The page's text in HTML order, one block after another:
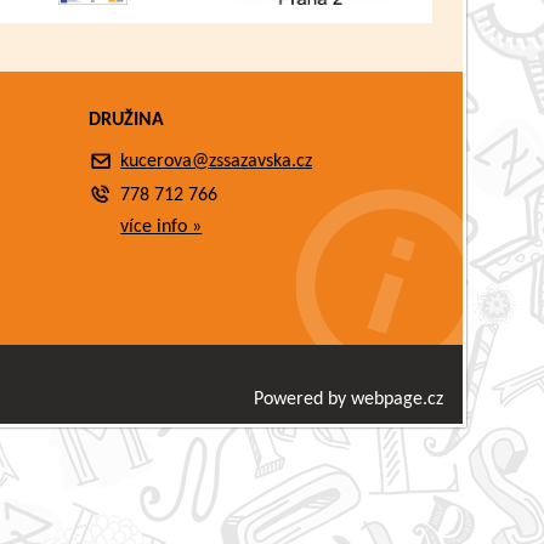
DRUŽINA
kucerova@zssazavska.cz
778 712 766
více info »
Powered by webpage.cz